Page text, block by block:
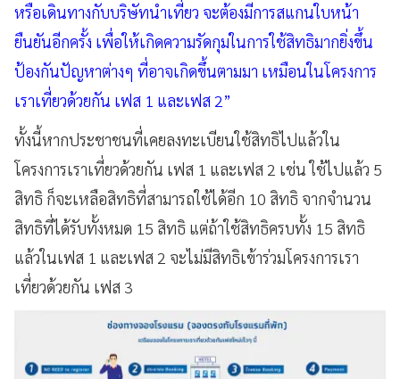
หรือเดินทางกับบริษัทนำเที่ยว จะต้องมีการสแกนใบหน้า
ยืนยันอีกครั้ง เพื่อให้เกิดความรัดกุมในการใช้สิทธิมากยิ่งขึ้น
ป้องกันปัญหาต่างๆ ที่อาจเกิดขึ้นตามมา เหมือนในโครงการ
เราเที่ยวด้วยกัน เฟส 1 และเฟส 2”
ทั้งนี้หากประชาชนที่เคยลงทะเบียนใช้สิทธิไปแล้วใน
โครงการเราเที่ยวด้วยกัน เฟส 1 และเฟส 2 เช่น ใช้ไปแล้ว 5
สิทธิ ก็จะเหลือสิทธิที่สามารถใช้ได้อีก 10 สิทธิ จากจำนวน
สิทธิที่ได้รับทั้งหมด 15 สิทธิ แต่ถ้าใช้สิทธิครบทั้ง 15 สิทธิ
แล้วในเฟส 1 และเฟส 2 จะไม่มีสิทธิเข้าร่วมโครงการเรา
เที่ยวด้วยกัน เฟส 3